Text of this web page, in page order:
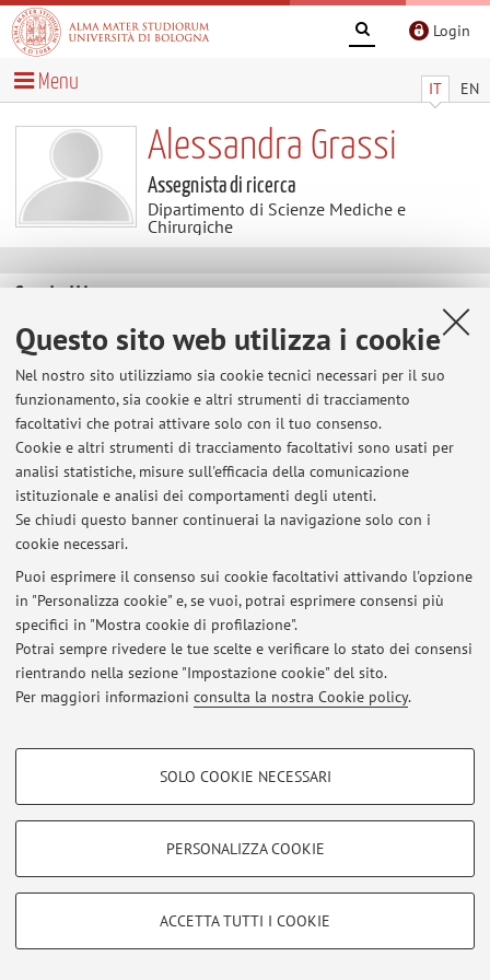
Questo sito web utilizza i cookie
Nel nostro sito utilizziamo sia cookie tecnici necessari per il suo
funzionamento, sia cookie e altri strumenti di tracciamento
facoltativi che potrai attivare solo con il tuo consenso.
Cookie e altri strumenti di tracciamento facoltativi sono usati per
analisi statistiche, misure sull'efficacia della comunicazione
istituzionale e analisi dei comportamenti degli utenti.
Se chiudi questo banner continuerai la navigazione solo con i
cookie necessari.
Puoi esprimere il consenso sui cookie facoltativi attivando l'opzione
in "Personalizza cookie" e, se vuoi, potrai esprimere consensi più
specifici in "Mostra cookie di profilazione".
Potrai sempre rivedere le tue scelte e verificare lo stato dei consensi
rientrando nella sezione "Impostazione cookie" del sito.
Per maggiori informazioni consulta la nostra Cookie policy.
COOKIE DI PROFILAZIONE - FACOLTATIVI
COOKIE TECNICI - NECESSARI
Si tratta di cookie tecnici utilizzati, a titolo esemplificativo, per il corretto
SOLO COOKIE NECESSARI
PERSONALIZZA COOKIE
ACCETTA TUTTI I COOKIE
Login
IT EN
Menu
Alessandra Grassi
Assegnista di ricerca
Dipartimento di Scienze Mediche e
Chirurgiche
Contatti
E-mail: alessandra.grassi11@unibo.it
Dipartimento di Scienze Mediche e Chirurgiche
Via Massarenti 9, Bologna -Vai alla mappa
Ultimi avvisi
Al momento non sono presenti avvisi.
Area riservata
per gestire tutti i contenuti del sito.
© 2026 - ALMA MATER STUDIORUM - Università di Bologna - Via
Zamboni, 33 - 40126 Bologna - Partita IVA: 01131710376
Privacy|Note legali|Impostazioni Cookie